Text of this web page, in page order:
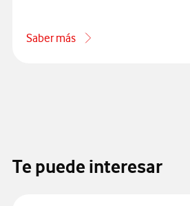
Saber más
acerca de Conoce la sección de
Te puede interesar